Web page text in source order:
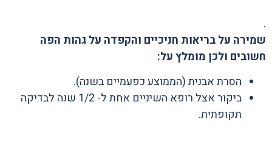
.
שמירה על בריאות חניכיים והקפדה על גהות הפה
חשובים ולכן מומלץ על:
הסרת אבנית (הממוצע כפעמיים בשנה).
ביקור אצל רופא השיניים אחת ל- 1/2 שנה לבדיקה
תקופתית.